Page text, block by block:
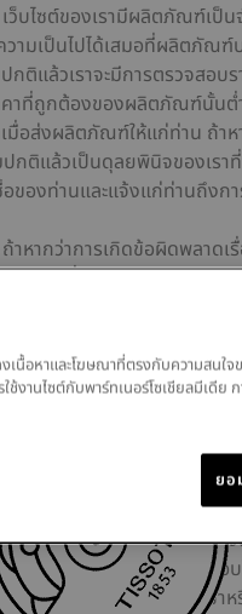
ว็บไซต์ของเรามีผลิตภัณฑ์เป็
ามเป็นไปได้เสมอที่ผลิตภัณฑ์
กติแล้วเราจะมีการตรวจสอ
าที่ถูกต้องของผลิตภัณฑ์นั้นต่ำ
มื่อส่งผลิตภัณฑ์ให้แก่ท่าน ถ้า
กติแล้วเป็นดุลยพินิจของเร
ของท่านและแจ้งแก่ท่านถึงก
าหากว่าการเกิดข้อผิดพลาดเ
ามารถที่จะยอมรับได้อย่างส
ค้าแก่ท่านในราคาที่ไม่ถูกต้อง (
ารชำระเงินอาจชำระโดยบัต
ดงราคาที่ท่านต้องชำระในคำยื
กว่าเราจะส่งผลิตภัณฑ์ตามที่ท่า
โดยที่ผู้ถือบัตรทุกคนต้องอยู่ภ
รอนุมัติของผู้ออกบัตร เราอ
ป็นเพื่อให้เราสามารถตรวจส
ม่ต้องรับผิดสำหรับความล่าช้
เนื้อหาและโฆษณาที่ตรงกับความสนใ
ช้งานไซต์กับพาร์ทเนอร์โซเชียลมีเดีย
ยอ